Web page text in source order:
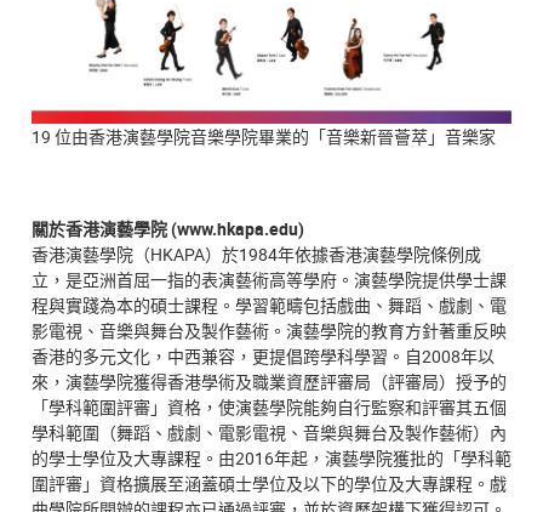
19 位由香港演藝學院音樂學院畢業的「音樂新晉薈萃」音樂家
關於香港演藝學院 (www.hkapa.edu)
香港演藝學院（HKAPA）於1984年依據香港演藝學院條例成
立，是亞洲首屈一指的表演藝術高等學府。演藝學院提供學士課
程與實踐為本的碩士課程。學習範疇包括戲曲、舞蹈、戲劇、電
影電視、音樂與舞台及製作藝術。演藝學院的教育方針著重反映
香港的多元文化，中西兼容，更提倡跨學科學習。自2008年以
來，演藝學院獲得香港學術及職業資歷評審局（評審局）授予的
「學科範圍評審」資格，使演藝學院能夠自行監察和評審其五個
學科範圍（舞蹈、戲劇、電影電視、音樂與舞台及製作藝術）內
的學士學位及大專課程。由2016年起，演藝學院獲批的「學科範
圍評審」資格擴展至涵蓋碩士學位及以下的學位及大專課程。戲